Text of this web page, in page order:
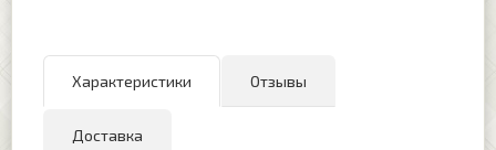
Характеристики Отзывы
Доставка